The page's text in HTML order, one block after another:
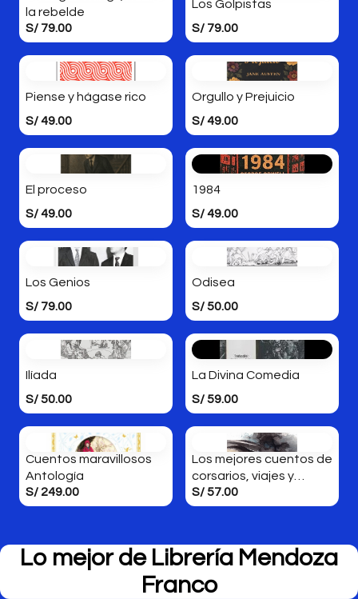
la rebelde
S/ 79.00
Los Golpistas
S/ 79.00
Piense y hágase rico
S/ 49.00
Orgullo y Prejuicio
S/ 49.00
El proceso
S/ 49.00
1984
S/ 49.00
Los Genios
S/ 79.00
Odisea
S/ 50.00
Ilíada
S/ 50.00
La Divina Comedia
S/ 59.00
Cuentos maravillosos
Antología
S/ 249.00
Los mejores cuentos de
corsarios, viajes y
aventuras
S/ 57.00
Lo mejor de Librería Mendoza
Franco